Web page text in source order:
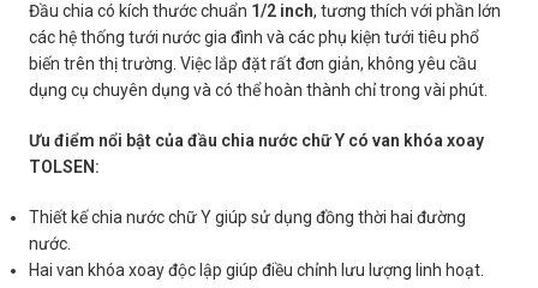
Đầu chia có kích thước chuẩn 1/2 inch, tương thích với phần lớn
các hệ thống tưới nước gia đình và các phụ kiện tưới tiêu phổ
biến trên thị trường. Việc lắp đặt rất đơn giản, không yêu cầu
dụng cụ chuyên dụng và có thể hoàn thành chỉ trong vài phút.
Ưu điểm nổi bật của đầu chia nước chữ Y có van khóa xoay
TOLSEN:
Thiết kế chia nước chữ Y giúp sử dụng đồng thời hai đường
nước.
Hai van khóa xoay độc lập giúp điều chỉnh lưu lượng linh hoạt.